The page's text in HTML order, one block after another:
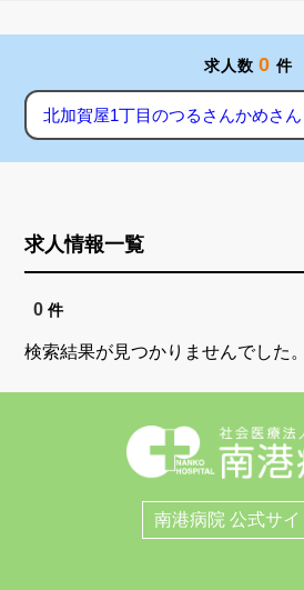
求人数 0 件
北加賀屋1丁目のつるさんかめさ
求人情報一覧
0 件
検索結果が見つかりませんでした。
南港病院 公式サイ